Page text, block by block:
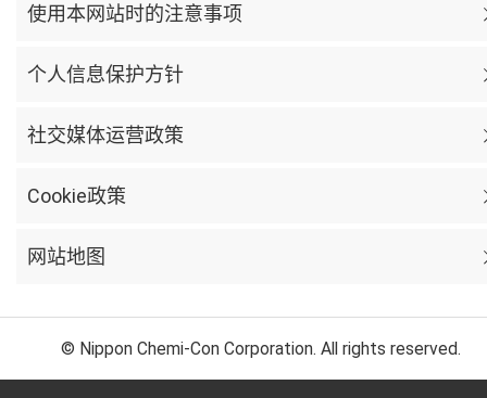
使用本网站时的注意事项
个人信息保护方针
社交媒体运营政策
Cookie政策
网站地图
© Nippon Chemi-Con Corporation. All rights reserved.